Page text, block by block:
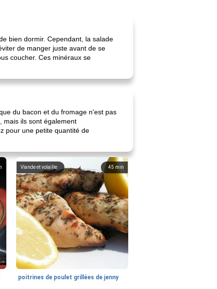
bien dormir. Cependant, la salade
de manger juste avant de se
coucher. Ces minéraux se
du bacon et du fromage n'est pas
mais ils sont également
pour une petite quantité de
45 min
Viande et volaille
poitrines de poulet grillées de jenny